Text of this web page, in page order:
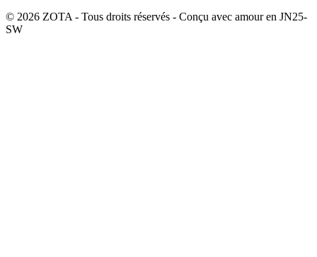
© 2026 ZOTA - Tous droits réservés - Conçu avec amour en JN25-
SW